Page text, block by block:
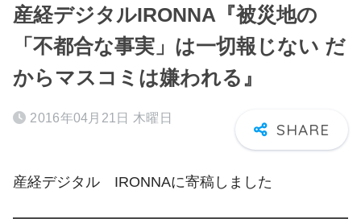
産経デジタルIRONNA『被災地の
「不都合な事実」は一切報じない だ
からマスコミは嫌われる』
2016年04月21日 木曜日
産経デジタル IRONNAに寄稿しました